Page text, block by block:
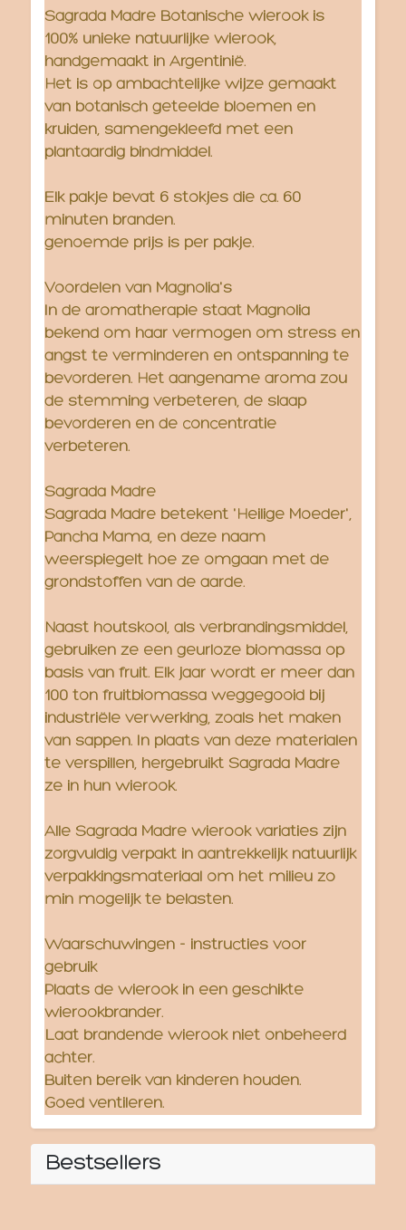
Sagrada Madre Botanische wierook is
100% unieke natuurlijke wierook,
handgemaakt in Argentinië.
Het is op ambachtelijke wijze gemaakt
van botanisch geteelde bloemen en
kruiden, samengekleefd met een
plantaardig bindmiddel.
Elk pakje bevat 6 stokjes die ca. 60
minuten branden.
genoemde prijs is per pakje.
Voordelen van Magnolia's
In de aromatherapie staat Magnolia
bekend om haar vermogen om stress en
angst te verminderen en ontspanning te
bevorderen. Het aangename aroma zou
de stemming verbeteren, de slaap
bevorderen en de concentratie
verbeteren.
Sagrada Madre
Sagrada Madre betekent 'Heilige Moeder',
Pancha Mama, en deze naam
weerspiegelt hoe ze omgaan met de
grondstoffen van de aarde.
Naast houtskool, als verbrandingsmiddel,
gebruiken ze een geurloze biomassa op
basis van fruit. Elk jaar wordt er meer dan
100 ton fruitbiomassa weggegooid bij
industriële verwerking, zoals het maken
van sappen. In plaats van deze materialen
te verspillen, hergebruikt Sagrada Madre
ze in hun wierook.
Alle Sagrada Madre wierook variaties zijn
zorgvuldig verpakt in aantrekkelijk natuurlijk
verpakkingsmateriaal om het milieu zo
min mogelijk te belasten.
Waarschuwingen - instructies voor
gebruik
Plaats de wierook in een geschikte
wierookbrander.
Laat brandende wierook niet onbeheerd
achter.
Buiten bereik van kinderen houden.
Goed ventileren.
Bestsellers